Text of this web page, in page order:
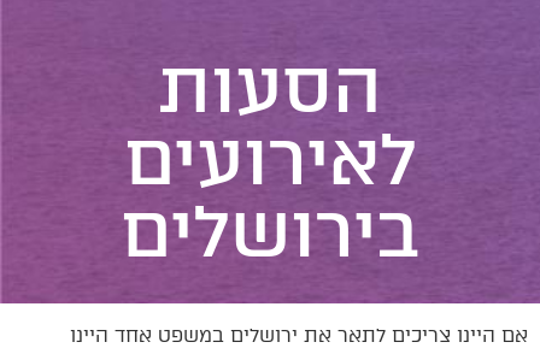
הסעות
לאירועים
בירושלים
אם היינו צריכים לתאר את ירושלים במשפט אחד היינו